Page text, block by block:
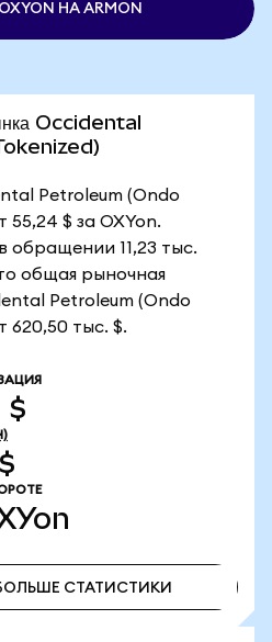
НА ARMON
Occidental
Petroleum (Ondo
55,24 $ за OXYon.
обращении 11,23 тыс.
общая рыночная
Petroleum (Ondo
620,50 тыс. $.
$
СТАТИСТИКИ